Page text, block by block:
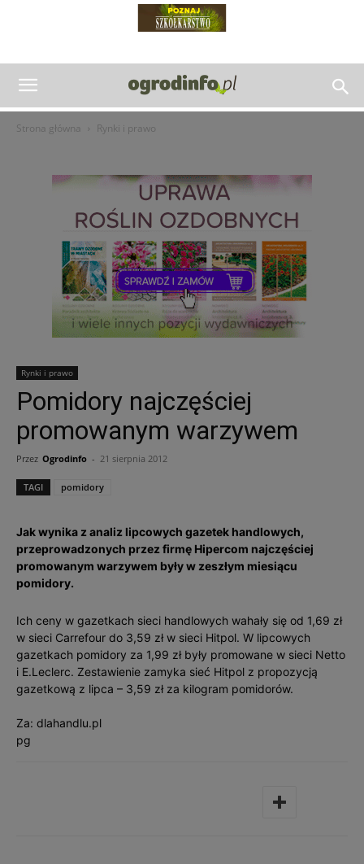
Strona główna Rynki i prawo
Rynki i prawo
Pomidory najczęściej
promowanym warzywem
Przez Ogrodinfo - 21 sierpnia 2012
TAGI pomidory
Jak wynika z analiz lipcowych gazetek handlowych,
przeprowadzonych przez firmę Hipercom najczęściej
promowanym warzywem były w zeszłym miesiącu
pomidory.
Ich ceny w gazetkach sieci handlowych wahały się od 1,69 zł
w sieci Carrefour do 3,59 zł w sieci Hitpol. W lipcowych
gazetkach pomidory za 1,99 zł były promowane w sieci Netto
i E.Leclerc. Zestawienie zamyka sieć Hitpol z propozycją
gazetkową z lipca – 3,59 zł za kilogram pomidorów.
Za: dlahandlu.pl
pg